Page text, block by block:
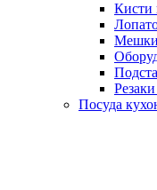
Кисти
Мешки
Посуда